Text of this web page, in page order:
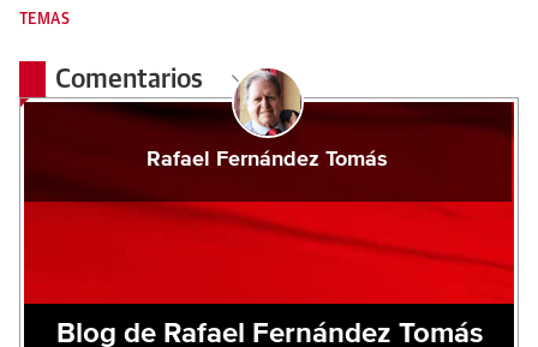
TEMAS
Comentarios
Rafael Fernández Tomás
Blog de Rafael Fernández Tomás